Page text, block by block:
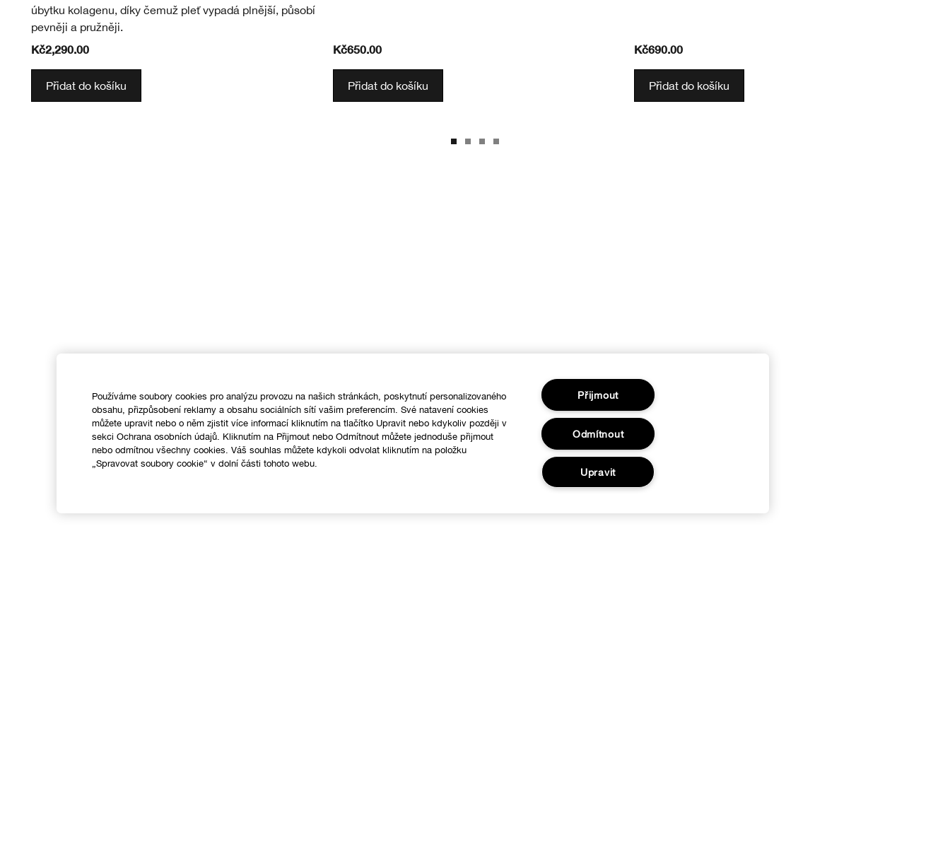
úbytku kolagenu, díky čemuž pleť vypadá plnější, působí
pevněji a pružněji.
Kč2,290.00
Přidat do košíku
Kč650.00
Přidat do košíku
Kč690.00
Přidat do košíku
Používáme soubory cookies pro analýzu provozu na našich stránkách, poskytnutí personalizovaného
obsahu, přizpůsobení reklamy a obsahu sociálních sítí vašim preferencím. Své natavení cookies
můžete upravit nebo o něm zjistit více informací kliknutím na tlačítko Upravit nebo kdykoliv později v
sekci Ochrana osobních údajů. Kliknutím na Přijmout nebo Odmítnout můžete jednoduše přijmout
nebo odmítnou všechny cookies. Váš souhlas můžete kdykoli odvolat kliknutím na položku
„Spravovat soubory cookie“ v dolní části tohoto webu.
Přijmout
Odmítnout
Upravit